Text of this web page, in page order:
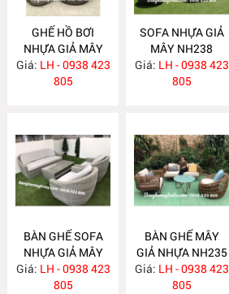
GHẾ HỒ BƠI
NHỰA GIẢ MÂY
NH239
Giá: LH - 0938 423
805
SOFA NHỰA GIẢ
MÂY NH238
Giá: LH - 0938 423
805
BÀN GHẾ SOFA
NHỰA GIẢ MÂY
NH236
Giá: LH - 0938 423
805
BÀN GHẾ MÂY
GIẢ NHỰA NH235
Giá: LH - 0938 423
805